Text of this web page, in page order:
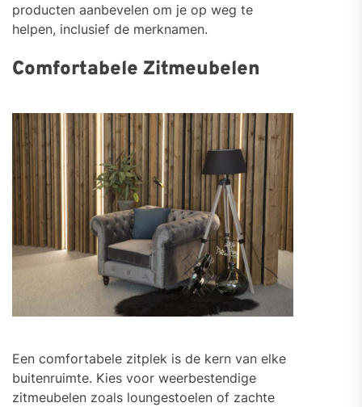
producten aanbevelen om je op weg te
helpen, inclusief de merknamen.
Comfortabele Zitmeubelen
Een comfortabele zitplek is de kern van elke
buitenruimte. Kies voor weerbestendige
zitmeubelen zoals loungestoelen of zachte